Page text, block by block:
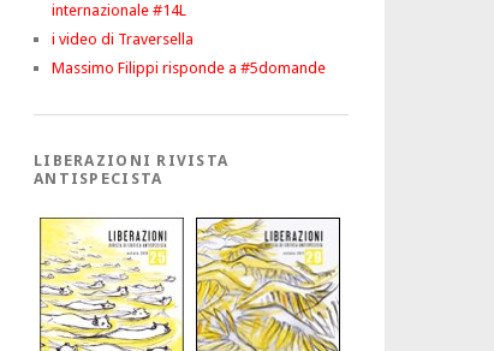
internazionale #14L
i video di Traversella
Massimo Filippi risponde a #5domande
LIBERAZIONI RIVISTA
ANTISPECISTA